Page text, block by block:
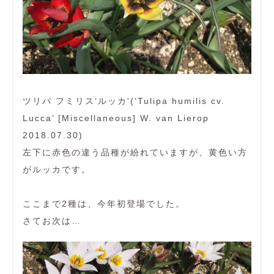
ツリパ フミリス‘ルッカ'(‘Tulipa humilis cv.
Lucca’ [Miscellaneous] W. van Lierop
2018.07.30)
左下に赤色の違う品種が紛れていますが、黄色い方
がルッカです。
ここまで2種は、今年初登場でした。
さてお次は…